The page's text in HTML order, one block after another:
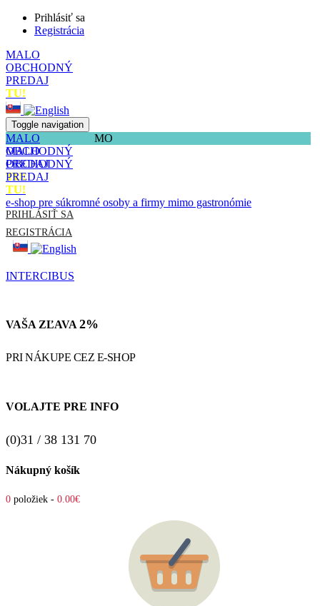
Prihlásiť sa
Registrácia
MALO
OBCHODNÝ
PREDAJ
TU!
Toggle navigation
MALO
OBCHODNÝ
PREDAJ
TU!
MO
MALO
OBCHODNÝ
PREDAJ
TU!
e-shop pre súkromné osoby a firmy mimo gastronómie
PRIHLÁSIŤ SA
REGISTRÁCIA
INTERCIBUS
VAŠA ZĽAVA 2%
PRI NÁKUPE CEZ E-SHOP
VOLAJTE PRE INFO
(0)31 / 38 131 70
Nákupný košík
0 položiek - 0.00€